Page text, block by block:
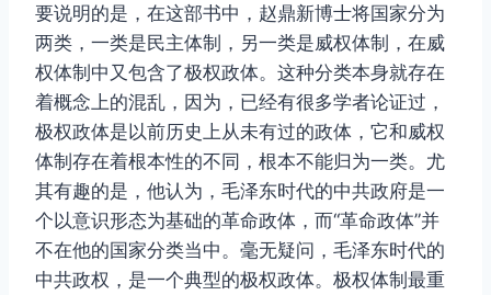
要说明的是，在这部书中，赵鼎新博士将国家分为
两类，一类是民主体制，另一类是威权体制，在威
权体制中又包含了极权政体。这种分类本身就存在
着概念上的混乱，因为，已经有很多学者论证过，
极权政体是以前历史上从未有过的政体，它和威权
体制存在着根本性的不同，根本不能归为一类。尤
其有趣的是，他认为，毛泽东时代的中共政府是一
个以意识形态为基础的革命政体，而“革命政体”并
不在他的国家分类当中。毫无疑问，毛泽东时代的
中共政权，是一个典型的极权政体。极权体制最重